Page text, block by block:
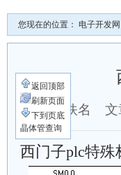
您现在的位置： 电子开发网
作者：佚名 文
西门子plc特殊
返回顶部
刷新页面
下到页底
晶体管查询